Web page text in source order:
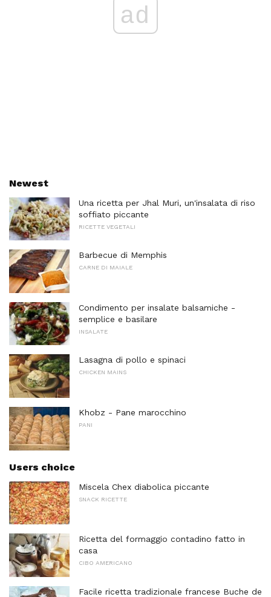
ad
Newest
Una ricetta per Jhal Muri, un'insalata di riso
soffiato piccante
RICETTE VEGETALI
Barbecue di Memphis
CARNE DI MAIALE
Condimento per insalate balsamiche -
semplice e basilare
INSALATE
Lasagna di pollo e spinaci
CHICKEN MAINS
Khobz - Pane marocchino
PANI
Users choice
Miscela Chex diabolica piccante
SNACK RICETTE
Ricetta del formaggio contadino fatto in
casa
CIBO AMERICANO
Facile ricetta tradizionale francese Buche de